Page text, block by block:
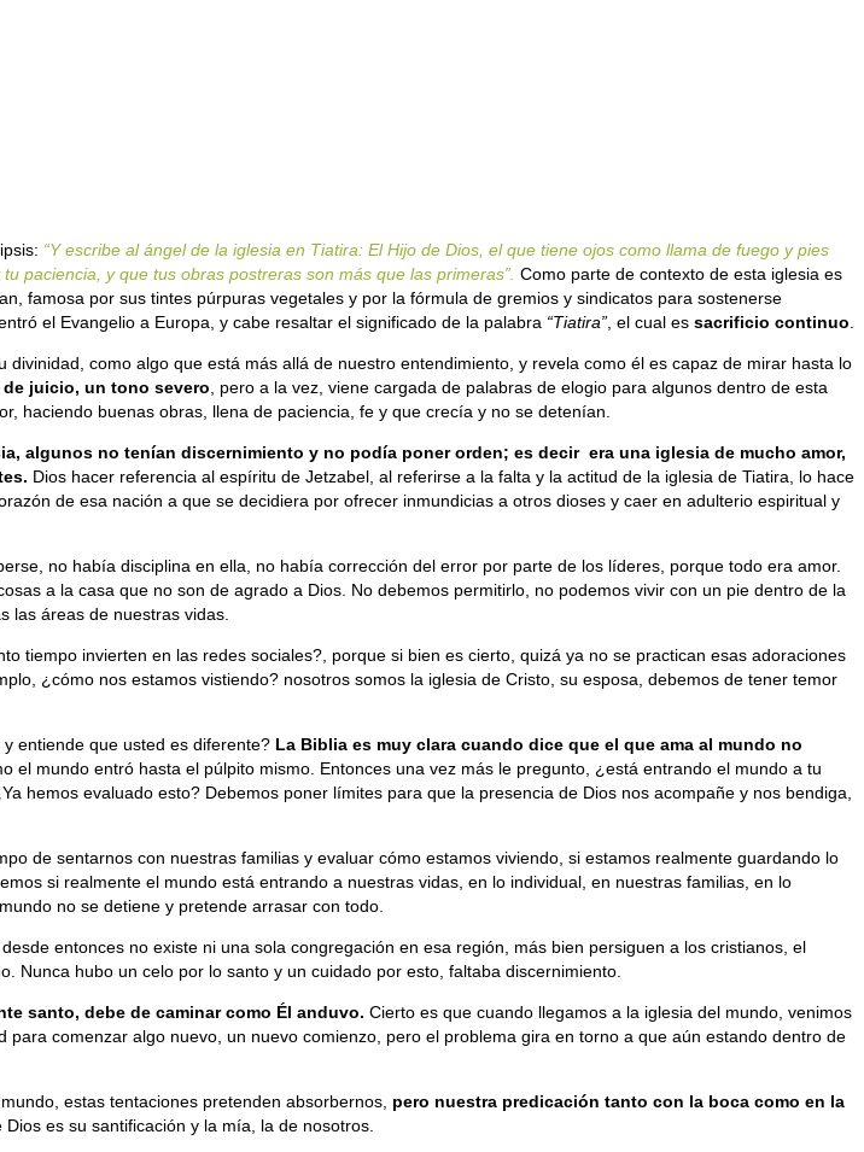
“Y escribe al ángel de la iglesia en Tiatira: El Hijo de Dios, el que tiene ojos como llama de fuego y pies
paciencia, y que tus obras postreras son más que las primeras”. Como parte de contexto de esta iglesia es
famosa por sus tintes púrpuras vegetales y por la fórmula de gremios y sindicatos para sostenerse
el Evangelio a Europa, y cabe resaltar el significado de la palabra “Tiatira” , el cual es sacrificio continuo
divinidad, como algo que está más allá de nuestro entendimiento, y revela como él es capaz de mirar hasta lo
juicio, un tono severo , pero a la vez, viene cargada de palabras de elogio para algunos dentro de esta
haciendo buenas obras, llena de paciencia, fe y que crecía y no se detenían.
algunos no tenían discernimiento y no podía poner orden; es decir era una iglesia de mucho amor,
Dios hacer referencia al espíritu de Jetzabel, al referirse a la falta y la actitud de la iglesia de Tiatira, lo hace
de esa nación a que se decidiera por ofrecer inmundicias a otros dioses y caer en adulterio espiritual y
no había disciplina en ella, no había corrección del error por parte de los líderes, porque todo era amor.
a la casa que no son de agrado a Dios. No debemos permitirlo, no podemos vivir con un pie dentro de la
las áreas de nuestras vidas.
tiempo invierten en las redes sociales?, porque si bien es cierto, quizá ya no se practican esas adoraciones
¿cómo nos estamos vistiendo? nosotros somos la iglesia de Cristo, su esposa, debemos de tener temor
entiende que usted es diferente? La Biblia es muy clara cuando dice que el que ama al mundo no
el mundo entró hasta el púlpito mismo. Entonces una vez más le pregunto, ¿está entrando el mundo a tu
hemos evaluado esto? Debemos poner límites para que la presencia de Dios nos acompañe y nos bendiga,
de sentarnos con nuestras familias y evaluar cómo estamos viviendo, si estamos realmente guardando lo
si realmente el mundo está entrando a nuestras vidas, en lo individual, en nuestras familias, en lo
no se detiene y pretende arrasar con todo.
entonces no existe ni una sola congregación en esa región, más bien persiguen a los cristianos, el
hubo un celo por lo santo y un cuidado por esto, faltaba discernimiento.
santo, debe de caminar como Él anduvo. Cierto es que cuando llegamos a la iglesia del mundo, venimos
comenzar algo nuevo, un nuevo comienzo, pero el problema gira en torno a que aún estando dentro de
estas tentaciones pretenden absorbernos, pero nuestra predicación tanto con la boca como en la
es su santificación y la mía, la de nosotros.